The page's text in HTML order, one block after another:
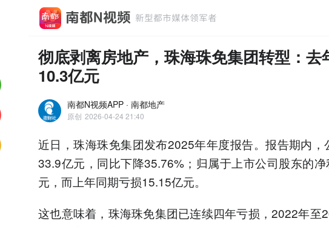
彻底剥离房地产，珠海珠免集团转型：去
10.3亿元
南都N视频APP · 南都地产
原创 2026-04-24 21:40
近日，珠海珠免集团发布2025年年度报告。报告期内，
33.9亿元，同比下降35.76%；归属于上市公司股东的
元，而上年同期亏损15.15亿元。
这也意味着，珠海珠免集团已连续四年亏损，2022年至